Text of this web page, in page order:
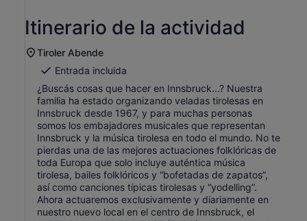
Itinerario de la actividad
Tiroler Abende
Entrada incluida
¿Buscás cosas que hacer en Innsbruck...? Nuestra
familia ha estado organizando veladas tirolesas en
Innsbruck desde 1967, y para muchas personas
somos los embajadores musicales que representan
Innsbruck y la música tirolesa en todo el mundo. No te
pierdas una de las mejores actuaciones folklóricas de
toda Europa que solo incluye auténtica música
tirolesa, bailes folklóricos y “bofetadas de zapatos”,
así como canciones típicas tirolesas y “yodelling”.
Ahora actuaremos exclusivamente y diariamente en
nuestro nuevo local en el centro de Innsbruck, el